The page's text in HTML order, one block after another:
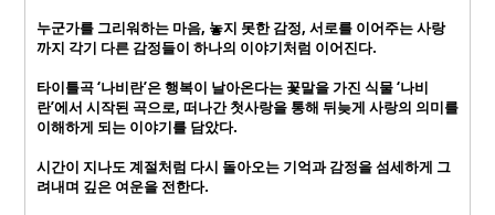
누군가를 그리워하는 마음, 놓지 못한 감정, 서로를 이어주는 사랑
까지 각기 다른 감정들이 하나의 이야기처럼 이어진다.
타이틀곡 ‘나비란’은 행복이 날아온다는 꽃말을 가진 식물 ‘나비
란’에서 시작된 곡으로, 떠나간 첫사랑을 통해 뒤늦게 사랑의 의미를
이해하게 되는 이야기를 담았다.
시간이 지나도 계절처럼 다시 돌아오는 기억과 감정을 섬세하게 그
려내며 깊은 여운을 전한다.